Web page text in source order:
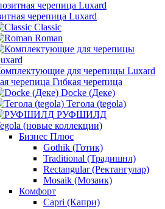
черепица Luxard
Сlassic
Roman
для черепицы Luxard
Гибкая черепица
Docke (Деке)
Тегола (tegola)
РУФШИЛД
(новые коллекции)
Бизнес Плюс
Gothik (Готик)
Traditional (Традишнл)
Rectangular (Ректангулар)
Mosaik (Мозаик)
Комфорт
Capri (Капри)